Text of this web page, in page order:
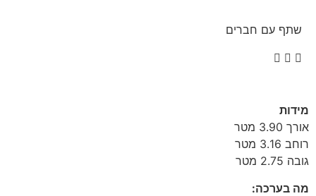
שתף עם חברים
מידות
אורך 3.90 מטר
רוחב 3.16 מטר
גובה 2.75 מטר
מה בערכה: